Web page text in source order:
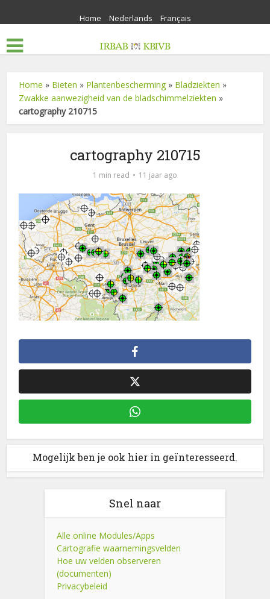
Home Nederlands Français
Home » Bieten » Plantenbescherming » Bladziekten »
Zwakke aanwezigheid van de bladschimmelziekten »
cartography 210715
cartography 210715
1 min read 11 jaar ago
Mogelijk ben je ook hier in geïnteresseerd.
Snel naar
Alle online Modules/Apps
Cartografie waarnemingsvelden
Hoe uw velden observeren
(documenten)
Privacybeleid